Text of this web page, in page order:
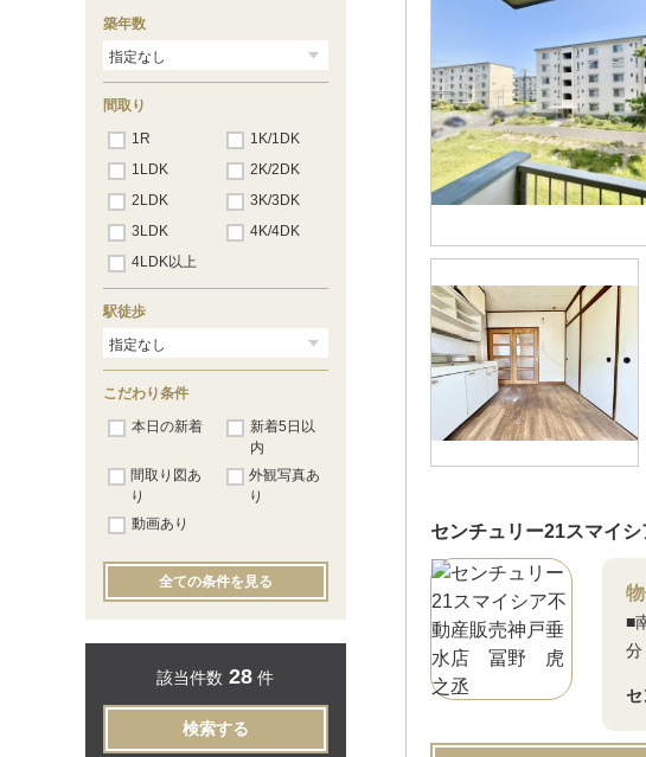
センチュリー21スマイ
■
分
姫路
手柄山平和公園
英賀保（10）
はりま勝原
網干
築年数
間取り
1R
1K/1DK
1LDK
2K/2DK
2LDK
3K/3DK
3LDK
4K/4DK
4LDK以上
駅徒歩
こだわり条件
本日の新着
新着5日以
内
間取り図あ
り
外観写真あ
り
動画あり
全ての条件を見る
該当件数 28 件
検索する